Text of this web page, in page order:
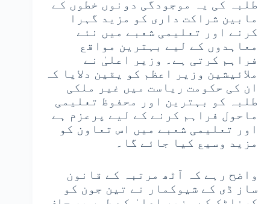
طلبہ کی یہ موجودگی دونوں خطوں کے
مابین شراکت داری کو مزید گہرا
کرنے اور تعلیمی شعبے میں نئے
معاہدوں کے لیے بہترین مواقع
فراہم کرتی ہے۔ وزیر اعلیٰ نے
ملائیشین وزیر اعظم کو یقین دلایا کہ
ان کی حکومت ریاست میں غیر ملکی
طلبہ کو بہترین اور محفوظ تعلیمی
ماحول فراہم کرنے کے لیے پرعزم ہے
اور تعلیمی شعبے میں اس تعاون کو
مزید وسیع کیا جائے گا۔
واضح رہے کہ آٹھ مرتبہ کے قانون
ساز ڈی کے شیوکمار نے تین جون کو